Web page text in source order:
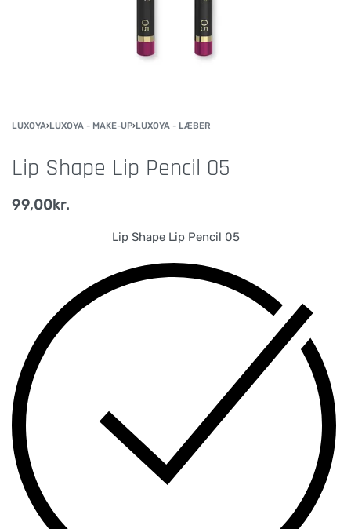
LUXOYA›LUXOYA - MAKE-UP›LUXOYA - LÆBER
Lip Shape Lip Pencil 05
99,00kr.
Lip Shape Lip Pencil 05